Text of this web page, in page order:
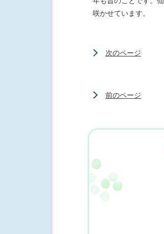
咲かせています。
次のページ
前のページ